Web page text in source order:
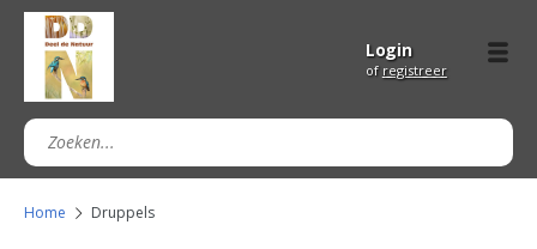
Login
of registreer
Home Druppels